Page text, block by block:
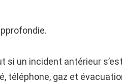
un incident antérieur
téléphone, gaz et